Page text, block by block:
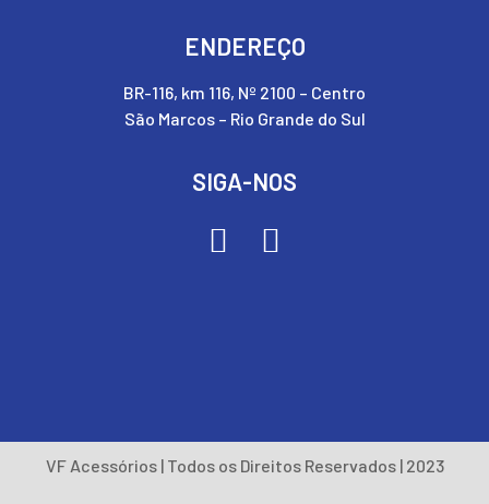
ENDEREÇO
BR-116, km 116, Nº 2100 – Centro
São Marcos – Rio Grande do Sul
SIGA-NOS
VF Acessórios | Todos os Direitos Reservados | 2023